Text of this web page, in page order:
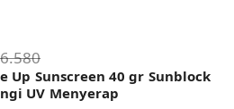
Up Sunscreen 40 gr Sunblock
UV Menyerap